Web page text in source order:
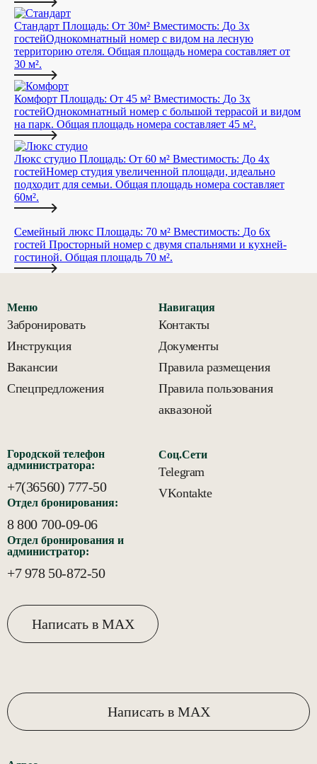
Стандарт Площадь: От 30м² Вместимость: До 3х
гостейОднокомнатный номер с видом на лесную
территорию отеля. Общая площадь номера составляет от
30 м².
Комфорт Площадь: От 45 м² Вместимость: До 3х
гостейОднокомнатный номер с большой террасой и видом
на парк. Общая площадь номера составляет 45 м².
Люкс студио Площадь: От 60 м² Вместимость: До 4х
гостейНомер студия увеличенной площади, идеально
подходит для семьи. Общая площадь номера составляет
60м².
Семейный люкс Площадь: 70 м² Вместимость: До 6х
гостей Просторный номер с двумя спальнями и кухней-
гостиной. Общая площадь 70 м².
Городской телефон
администратора:
+7(36560) 777-50
Отдел бронирования:
8 800 700-09-06
Отдел бронирования и
администратор:
+7 978 50-872-50
Написать в MAX
Написать в MAX
Меню
Забронировать
Инструкция
Вакансии
Спецпредложения
Навигация
Контакты
Документы
Правила размещения
Правила пользования
аквазоной
Соц.Сети
Telegram
VKontakte